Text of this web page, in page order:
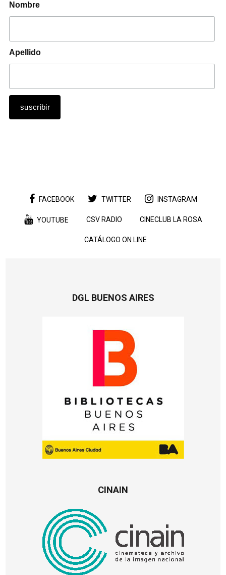
Nombre
Apellido
FACEBOOK TWITTER INSTAGRAM
YOUTUBE CSV RADIO CINECLUB LA ROSA
CATÁLOGO ON LINE
DGL BUENOS AIRES
CINAIN